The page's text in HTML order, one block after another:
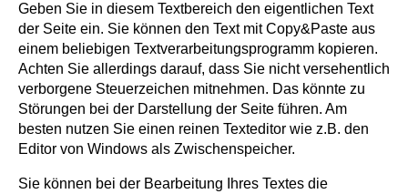
Geben Sie in diesem Textbereich den eigentlichen Text
der Seite ein. Sie können den Text mit Copy&Paste aus
einem beliebigen Textverarbeitungsprogramm kopieren.
Achten Sie allerdings darauf, dass Sie nicht versehentlich
verborgene Steuerzeichen mitnehmen. Das könnte zu
Störungen bei der Darstellung der Seite führen. Am
besten nutzen Sie einen reinen Texteditor wie z.B. den
Editor von Windows als Zwischenspeicher.
Sie können bei der Bearbeitung Ihres Textes die